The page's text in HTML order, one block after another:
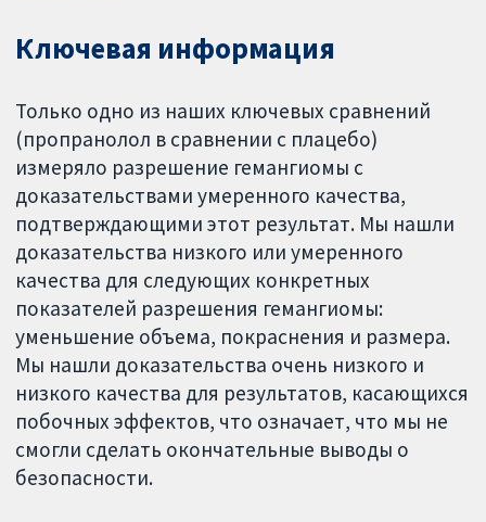
Ключевая информация
Только одно из наших ключевых сравнений
(пропранолол в сравнении с плацебо)
измеряло разрешение гемангиомы с
доказательствами умеренного качества,
подтверждающими этот результат. Мы нашли
доказательства низкого или умеренного
качества для следующих конкретных
показателей разрешения гемангиомы:
уменьшение объема, покраснения и размера.
Мы нашли доказательства очень низкого и
низкого качества для результатов, касающихся
побочных эффектов, что означает, что мы не
смогли сделать окончательные выводы о
безопасности.